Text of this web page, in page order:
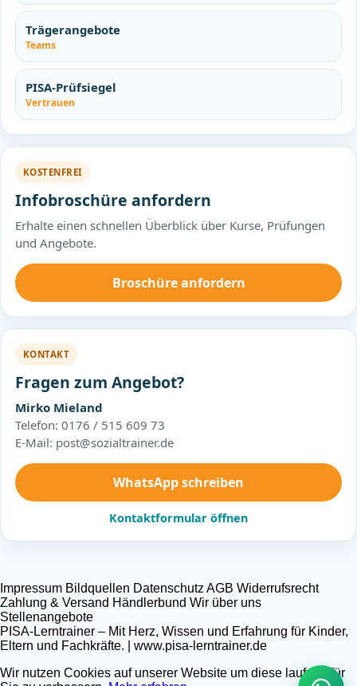
Trägerangebote
Teams
PISA-Prüfsiegel
Vertrauen
KOSTENFREI
Infobroschüre anfordern
Erhalte einen schnellen Überblick über Kurse, Prüfungen
und Angebote.
Broschüre anfordern
KONTAKT
Fragen zum Angebot?
Mirko Mieland
Telefon: 0176 / 515 609 73
E-Mail: post@sozialtrainer.de
WhatsApp schreiben
Kontaktformular öffnen
Impressum Bildquellen Datenschutz AGB Widerrufsrecht
Zahlung & Versand Händlerbund Wir über uns
Stellenangebote
PISA-Lerntrainer – Mit Herz, Wissen und Erfahrung für Kinder,
Eltern und Fachkräfte. | www.pisa-lerntrainer.de
Wir nutzen Cookies auf unserer Website um diese laufend für